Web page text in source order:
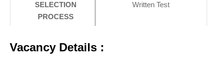
SELECTION
PROCESS
Written Test
Vacancy Details :